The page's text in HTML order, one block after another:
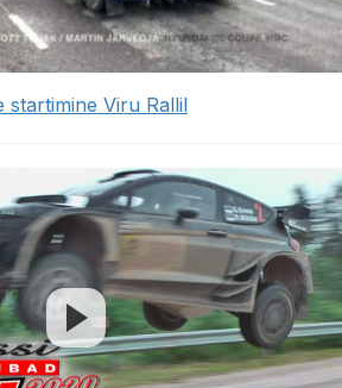
startimine Viru Rallil